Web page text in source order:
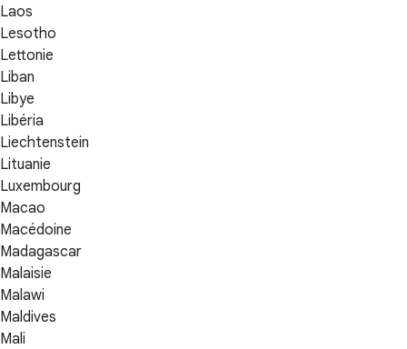
Laos
Lesotho
Lettonie
Liban
Libye
Libéria
Liechtenstein
Lituanie
Luxembourg
Macao
Macédoine
Madagascar
Malaisie
Malawi
Maldives
Mali